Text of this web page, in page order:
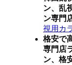
ン、乱
ン専門
視用カ
格安で
専門店
ン、格